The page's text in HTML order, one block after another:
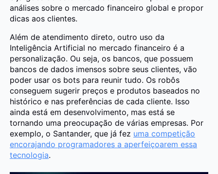
análises sobre o mercado financeiro global e propor
dicas aos clientes.
Além de atendimento direto, outro uso da
Inteligência Artificial no mercado financeiro é a
personalização. Ou seja, os bancos, que possuem
bancos de dados imensos sobre seus clientes, vão
poder usar os bots para reunir tudo. Os robôs
conseguem sugerir preços e produtos baseados no
histórico e nas preferências de cada cliente. Isso
ainda está em desenvolvimento, mas está se
tornando uma preocupação de várias empresas. Por
exemplo, o Santander, que já fez uma competição
encorajando programadores a aperfeiçoarem essa
tecnologia.